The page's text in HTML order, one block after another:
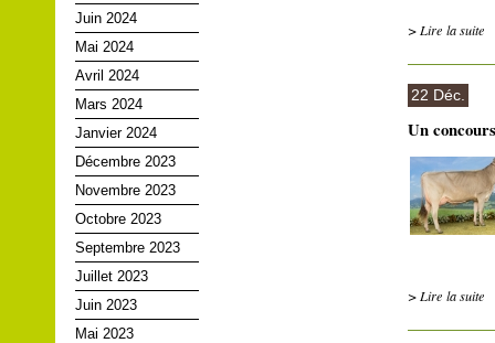
Juin 2024
Mai 2024
Avril 2024
Mars 2024
Janvier 2024
Décembre 2023
Novembre 2023
Octobre 2023
Septembre 2023
Juillet 2023
Juin 2023
Mai 2023
> Lire la suite
22 Déc.
Un
> Lire la suite